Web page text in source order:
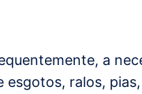
a
ralos,